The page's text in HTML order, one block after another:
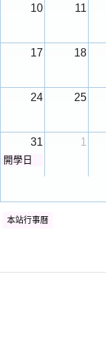
10 11
17 18
24 25
31 1
開學日
本站行事曆